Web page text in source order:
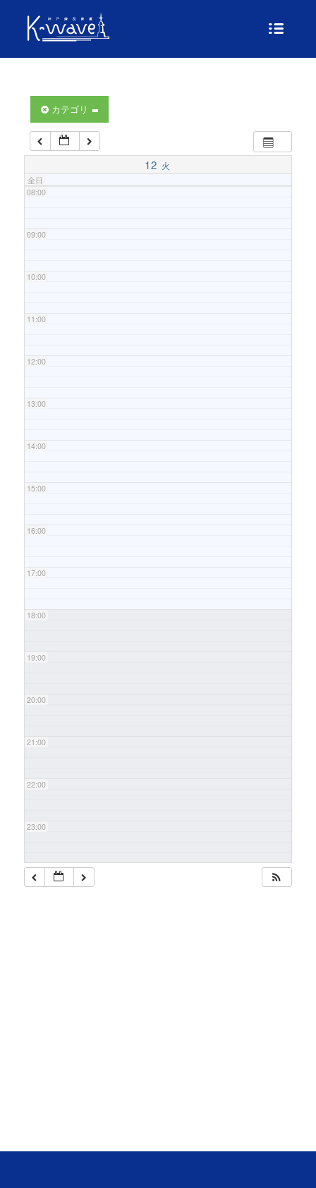
カテゴリ
12 火
全日
04:00
06:00
07:00
08:00
09:00
10:00
11:00
12:00
13:00
14:00
15:00
16:00
17:00
18:00
19:00
20:00
21:00
22:00
23:00